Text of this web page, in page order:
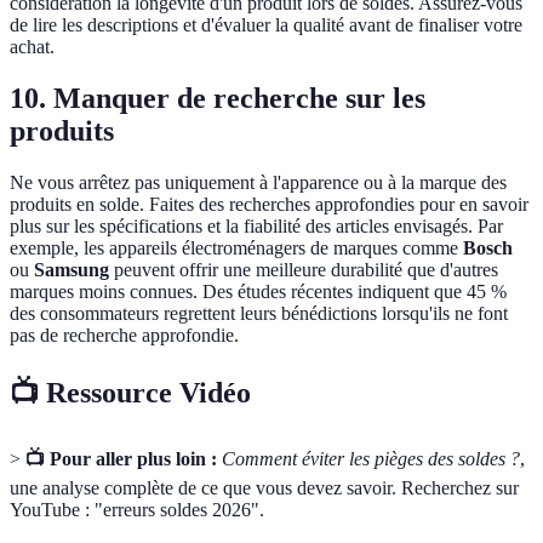
de lire les descriptions et d'évaluer la qualité avant de finaliser votre
achat.
10. Manquer de recherche sur les
produits
Ne vous arrêtez pas uniquement à l'apparence ou à la marque des
produits en solde. Faites des recherches approfondies pour en savoir
plus sur les spécifications et la fiabilité des articles envisagés. Par
exemple, les appareils électroménagers de marques comme Bosch
ou Samsung peuvent offrir une meilleure durabilité que d'autres
marques moins connues. Des études récentes indiquent que 45 %
des consommateurs regrettent leurs bénédictions lorsqu'ils ne font
pas de recherche approfondie.
📺 Ressource Vidéo
> 📺 Pour aller plus loin : Comment éviter les pièges des soldes ?,
une analyse complète de ce que vous devez savoir. Recherchez sur
YouTube : "erreurs soldes 2026".